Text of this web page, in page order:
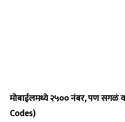
मोबाईलमध्ये २५०० नंबर, पण सगळं
Codes)